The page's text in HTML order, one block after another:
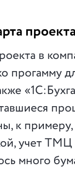
в
прогамму
к
учет ТМЦ
много